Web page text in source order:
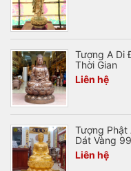
Tượng A Di
Thời Gian
Liên hệ
Tượng
Dát Vàng
Liên hệ